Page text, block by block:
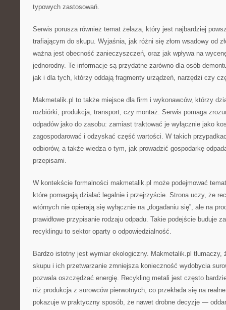
typowych zastosowań.
Serwis porusza również temat żelaza, który jest najbardziej
trafiającym do skupu. Wyjaśnia, jak różni się złom wsadowy od
ważna jest obecność zanieczyszczeń, oraz jak wpływa na
jednorodny. Te informacje są przydatne zarówno dla osób
jak i dla tych, którzy oddają fragmenty urządzeń, narzędzi czy
Makmetalik.pl to także miejsce dla firm i wykonawców, którzy
rozbiórki, produkcja, transport, czy montaż. Serwis pomaga
odpadów jako do zasobu: zamiast traktować je wyłącznie jako
zagospodarować i odzyskać część wartości. W takich
odbiorów, a także wiedza o tym, jak prowadzić gospodarkę
przepisami.
W kontekście formalności makmetalik.pl może podejmować
które pomagają działać legalnie i przejrzyście. Strona uczy, że
wtórnych nie opierają się wyłącznie na „dogadaniu się”, ale na
prawidłowe przypisanie rodzaju odpadu. Takie podejście buduje
recyklingu to sektor oparty o odpowiedzialność.
Bardzo istotny jest wymiar ekologiczny. Makmetalik.pl tłumaczy,
skupu i ich przetwarzanie zmniejsza konieczność wydobycia
pozwala oszczędzać energię. Recykling metali jest często
niż produkcja z surowców pierwotnych, co przekłada się na
pokazuje w praktyczny sposób, że nawet drobne decyzje —